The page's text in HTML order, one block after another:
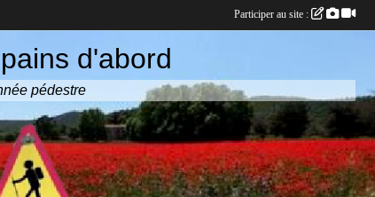
d'abord
pédestre
Participer au site :